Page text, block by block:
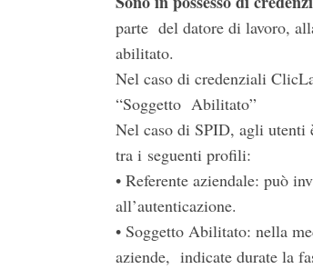
parte del datore di lavoro,
abilitato.
Nel caso di credenziali
“Soggetto Abilitato”
Nel caso di SPID, agli utenti
tra i seguenti profili:
• Referente aziendale: può
all’autenticazione.
• Soggetto Abilitato: nella
aziende, indicate durate la